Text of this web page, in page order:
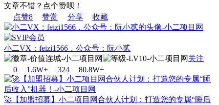
文章不错？点个赞呗！
点赞8 赞赏 分享 收藏
小二VX：feizi1566，公众号：阮小贰
关注
0
1.6W+ 324 80.8W+
🚀【加盟招募】小二项目网合伙人计划：打造您的专属“睡后